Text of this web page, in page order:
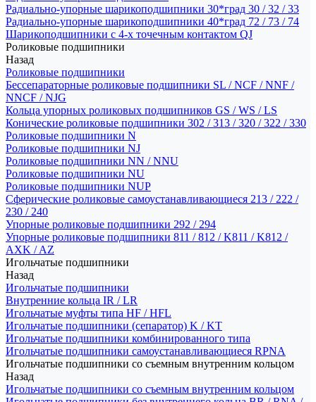
Радиально-упорные шарикоподшипники 30*град 30 / 32 / 33
Радиально-упорные шарикоподшипники 40*град 72 / 73 / 74
Шарикоподшипники с 4-х точечным контактом QJ
Роликовые подшипники
Назад
Роликовые подшипники
Бессепараторные роликовые подшипники SL / NCF / NNF /
NNCF / NJG
Кольца упорных роликовых подшипников GS / WS / LS
Конические роликовые подшипники 302 / 313 / 320 / 322 / 330
Роликовые подшипники N
Роликовые подшипники NJ
Роликовые подшипники NN / NNU
Роликовые подшипники NU
Роликовые подшипники NUP
Сферические роликовые самоустанавливающиеся 213 / 222 /
230 / 240
Упорные роликовые подшипники 292 / 294
Упорные роликовые подшипники 811 / 812 / K811 / K812 /
AXK / AZ
Игольчатые подшипники
Назад
Игольчатые подшипники
Внутренние кольца IR / LR
Игольчатые муфты типа HF / HFL
Игольчатые подшипники (сепаратор) K / KT
Игольчатые подшипники комбинированного типа
Игольчатые подшипники самоустанавливающиеся RPNA
Игольчатые подшипники со съемным внутренним кольцом
Назад
Игольчатые подшипники со съемным внутренним кольцом